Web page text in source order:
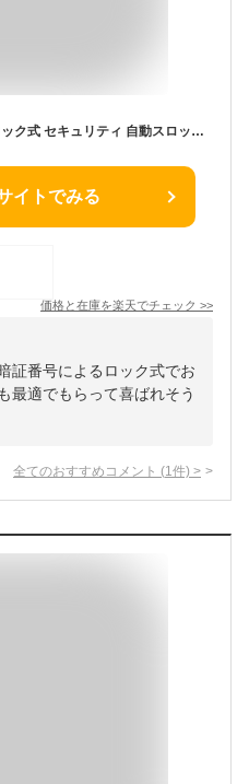
電子貯金箱 お札 硬貨 暗証番号 ロック式 セキュリティ 自動スロット 大容量 紙幣 コイン 小銭 子供 キッズ おもちゃ マネーバンク ◇ALW-BANK-906 | 貯金箱 おもしろ こども 玩具 プレゼント 誕生日プレゼント ギフト 貯金 子ども バンク 電子バンク 鍵付き 鍵付き貯金箱
イトでみる
価格と在庫を楽天でチェック >>
証番号によるロック式でお
最適でもらって喜ばれそう
全てのおすすめコメント (1 件) >